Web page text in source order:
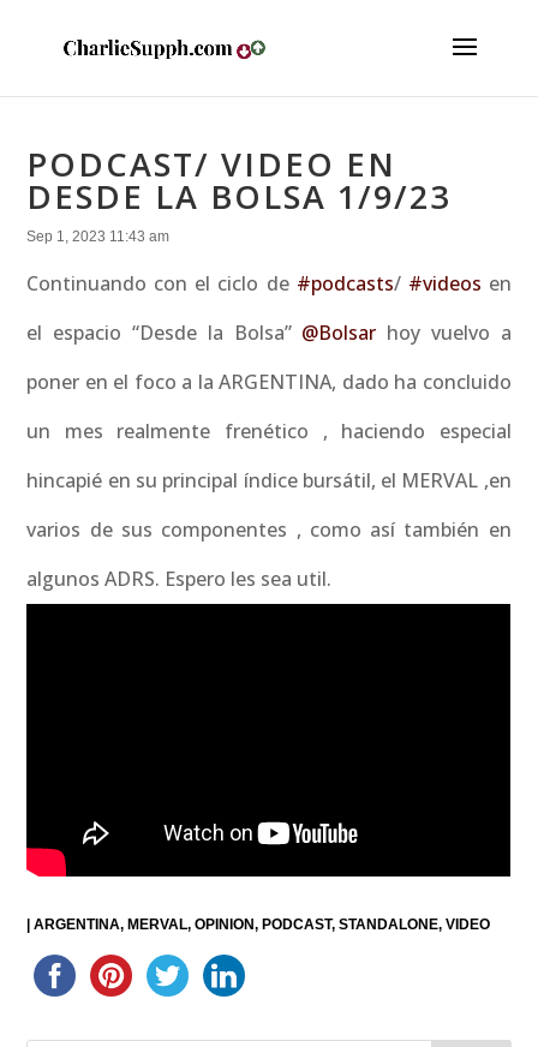
PODCAST/ VIDEO EN
DESDE LA BOLSA 1/9/23
Sep 1, 2023 11:43 am
Continuando con el ciclo de #podcasts/ #videos en
el espacio “Desde la Bolsa” @Bolsar hoy vuelvo a
poner en el foco a la ARGENTINA, dado ha concluido
un mes realmente frenético , haciendo especial
hincapié en su principal índice bursátil, el MERVAL ,en
varios de sus componentes , como así también en
algunos ADRS. Espero les sea util.
|ARGENTINA MERVAL OPINION PODCAST STANDALONE VIDEO